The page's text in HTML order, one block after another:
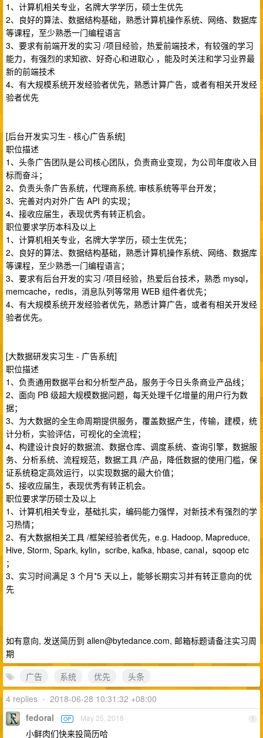
1、计算机相关专业，名牌大学学历，硕士生优先
2、良好的算法、数据结构基础，熟悉计算机操作系统、网络、数据库
等课程，至少熟悉一门编程语言
3、要求有前端开发的实习 /项目经验，热爱前端技术，有较强的学习
能力，有强烈的求知欲、好奇心和进取心 ，能及时关注和学习业界最
新的前端技术
4、有大规模系统开发经验者优先，熟悉计算广告，或者有相关开发经
验者优先
[后台开发实习生 - 核心广告系统]
职位描述
1、头条广告团队是公司核心团队，负责商业变现，为公司年度收入目
标而奋斗；
2、负责头条广告系统，代理商系统, 审核系统等平台开发；
3、完善对内对外广告 API 的实现；
4、接收应届生，表现优秀有转正机会。
职位要求学历本科及以上
1、计算机相关专业，名牌大学学历，硕士生优先；
2、良好的算法、数据结构基础，熟悉计算机操作系统、网络、数据库
等课程，至少熟悉一门编程语言；
3、要求有后台开发的实习 /项目经验，热爱后台技术，熟悉 mysql，
memcache，redis，消息队列等常用 WEB 组件者优先；
4、有大规模系统开发经验者优先，熟悉计算广告，或者有相关开发经
验者优先。
[大数据研发实习生 - 广告系统]
职位描述
1、负责通用数据平台和分析型产品，服务于今日头条商业产品线；
2、面向 PB 级超大规模数据问题，每天处理千亿增量的用户行为数
据；
3、为大数据的全生命周期提供服务，覆盖数据产生，传输，建模，统
计分析，实验评估，可视化的全流程；
4、构建设计良好的数据流、数据仓库、调度系统、查询引擎，数据服
务、分析系统、流程规范，数据工具 /产品，降低数据的使用门槛，保
证系统稳定高效运行，以实现数据的最大价值；
5、接收应届生，表现优秀有转正机会。
职位要求学历硕士及以上
1、计算机相关专业，基础扎实，编码能力强悍，对新技术有强烈的学
习热情；
2、有大数据相关工具 /框架经验者优先，e.g. Hadoop, Mapreduce,
Hive, Storm, Spark, kylin，scribe, kafka, hbase, canal，sqoop etc
；
3、实习时间满足 3 个月*5 天以上，能够长期实习并有转正意向的优
先
如有意向, 发送简历到 allen@bytedance.com, 邮箱标题请备注实习周
期
广告
系统 优先
头条
4 replies • 2018-06-28 10:31:32 +08:00
1
fedoral OP May 25, 2018
小鲜肉们快来投简历哈